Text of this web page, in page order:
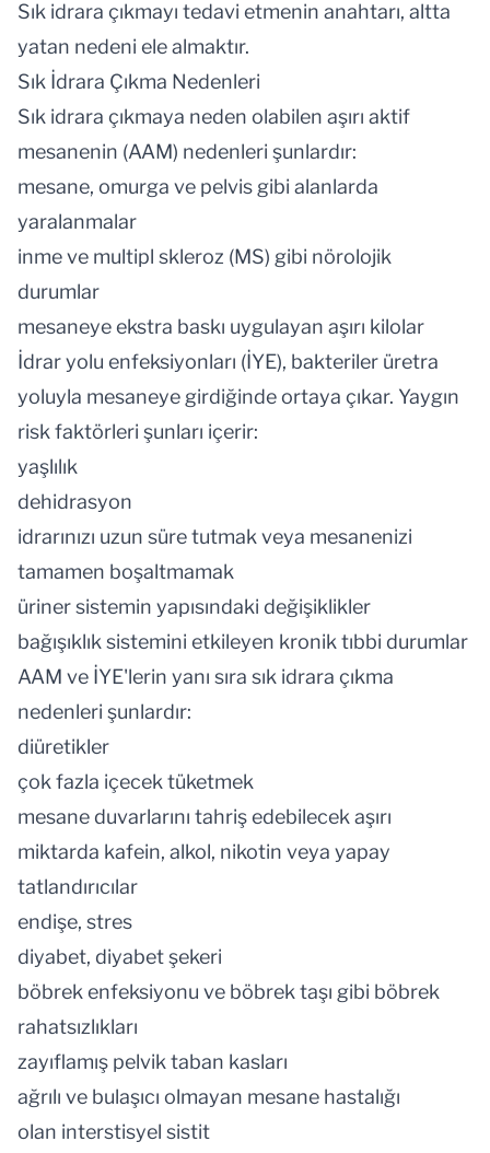
Sık idrara çıkmayı tedavi etmenin anahtarı, altta
yatan nedeni ele almaktır.
Sık İdrara Çıkma Nedenleri
Sık idrara çıkmaya neden olabilen aşırı aktif
mesanenin (AAM) nedenleri şunlardır:
mesane, omurga ve pelvis gibi alanlarda
yaralanmalar
inme ve multipl skleroz (MS) gibi nörolojik
durumlar
mesaneye ekstra baskı uygulayan aşırı kilolar
İdrar yolu enfeksiyonları (İYE), bakteriler üretra
yoluyla mesaneye girdiğinde ortaya çıkar. Yaygın
risk faktörleri şunları içerir:
yaşlılık
dehidrasyon
idrarınızı uzun süre tutmak veya mesanenizi
tamamen boşaltmamak
üriner sistemin yapısındaki değişiklikler
bağışıklık sistemini etkileyen kronik tıbbi durumlar
AAM ve İYE'lerin yanı sıra sık idrara çıkma
nedenleri şunlardır:
diüretikler
çok fazla içecek tüketmek
mesane duvarlarını tahriş edebilecek aşırı
miktarda kafein, alkol, nikotin veya yapay
tatlandırıcılar
endişe, stres
diyabet, diyabet şekeri
böbrek enfeksiyonu ve böbrek taşı gibi böbrek
rahatsızlıkları
zayıflamış pelvik taban kasları
ağrılı ve bulaşıcı olmayan mesane hastalığı
olan interstisyel sistit